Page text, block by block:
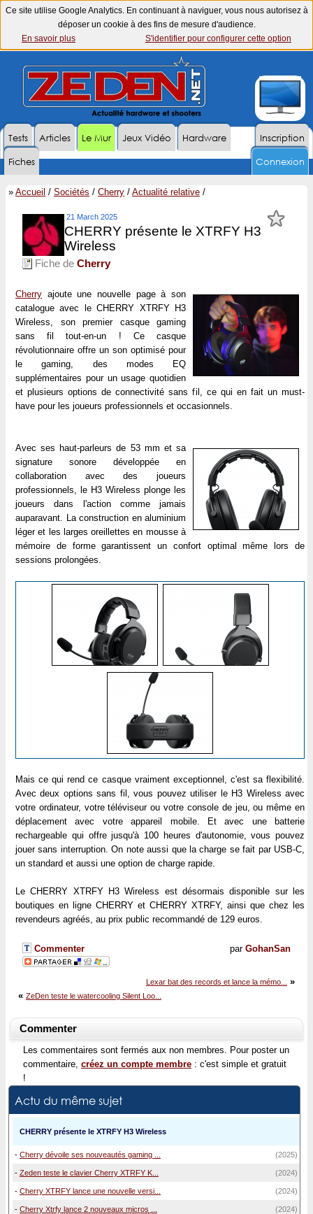
Ce site utilise Google Analytics. En continuant à naviguer, vous nous autorisez à
déposer un cookie à des fins de mesure d'audience.
En savoir plus
S'identifier pour configurer cette option
Inscription
Tests Articles Le Mur Jeux Vidéo
Hardware
Fiches
Connexion
» Accueil / Sociétés / Cherry / Actualité relative /
21 March 2025
CHERRY présente le XTRFY H3
Wireless
Fiche de Cherry
Cherry ajoute une nouvelle page à son
catalogue avec le CHERRY XTRFY H3
Wireless, son premier casque gaming
sans fil tout-en-un ! Ce casque
révolutionnaire offre un son optimisé pour
le gaming, des modes EQ
supplémentaires pour un usage quotidien
et plusieurs options de connectivité sans fil, ce qui en fait un must-
have pour les joueurs professionnels et occasionnels.
Avec ses haut-parleurs de 53 mm et sa
signature sonore développée en
collaboration avec des joueurs
professionnels, le H3 Wireless plonge les
joueurs dans l'action comme jamais
auparavant. La construction en aluminium
léger et les larges oreillettes en mousse à
mémoire de forme garantissent un confort optimal même lors de
sessions prolongées.
Mais ce qui rend ce casque vraiment exceptionnel, c'est sa flexibilité.
Avec deux options sans fil, vous pouvez utiliser le H3 Wireless avec
votre ordinateur, votre téléviseur ou votre console de jeu, ou même en
déplacement avec votre appareil mobile. Et avec une batterie
rechargeable qui offre jusqu'à 100 heures d'autonomie, vous pouvez
jouer sans interruption. On note aussi que la charge se fait par USB-C,
un standard et aussi une option de charge rapide.
Le CHERRY XTRFY H3 Wireless est désormais disponible sur les
boutiques en ligne CHERRY et CHERRY XTRFY, ainsi que chez les
revendeurs agréés, au prix public recommandé de 129 euros.
par GohanSan
Commenter
Lexar bat des records et lance la mémo...
»
« ZeDen teste le watercooling Silent Loo...
Commenter
Les commentaires sont fermés aux non membres. Pour poster un
commentaire, créez un compte membre : c'est simple et gratuit
!
Actu du même sujet
CHERRY présente le XTRFY H3 Wireless
- Cherry dévoile ses nouveautés gaming ... (2025)
- Zeden teste le clavier Cherry XTRFY K... (2024)
- Cherry XTRFY lance une nouvelle versi... (2024)
- Cherry Xtrfy lance 2 nouveaux micros ... (2024)